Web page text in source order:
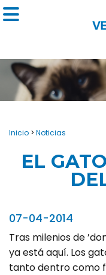
Inicio > Noticias
EL
07-04-2014
Tras milenios de
ya está aquí. Los
tanto dentro como